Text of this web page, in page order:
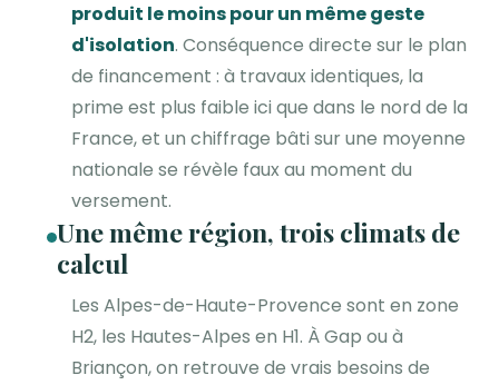
produit le moins pour un même geste
d'isolation. Conséquence directe sur le plan
de financement : à travaux identiques, la
prime est plus faible ici que dans le nord de la
France, et un chiffrage bâti sur une moyenne
nationale se révèle faux au moment du
versement.
Une même région, trois climats de
calcul
Les Alpes-de-Haute-Provence sont en zone
H2, les Hautes-Alpes en H1. À Gap ou à
Briançon, on retrouve de vrais besoins de